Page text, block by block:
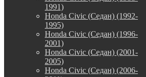
1991)
Honda Civic (Седан) (1992-
1995)
Honda Civic (Седан) (1996-
2001)
Honda Civic (Седан) (2001-
2005)
Honda Civic (Седан) (2006-